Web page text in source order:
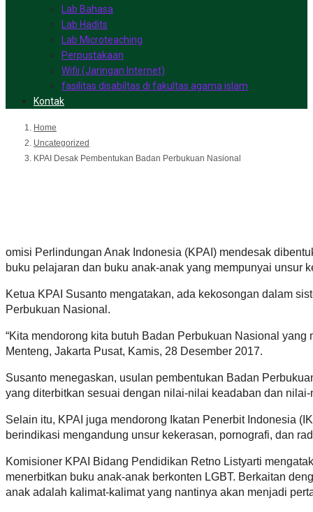
Lab Bahasa
Lab Hadits
Lab Microteaching
Perpustakaan
Wifii (Jaringan Internet)
fasilitas disabiltas di fakultas agama islam
Kontak
Home
Uncategorized
KPAI Desak Pembentukan Badan Perbukuan Nasional
omisi Perlindungan Anak Indonesia (KPAI) mendesak
buku pelajaran dan buku anak-anak yang mempunyai unsur
Ketua KPAI Susanto mengatakan, ada kekosongan dalam
Perbukuan Nasional.
“Kita mendorong kita butuh Badan Perbukuan Nasional
Menteng, Jakarta Pusat, Kamis, 28 Desember 2017.
Susanto menegaskan, usulan pembentukan Badan
yang diterbitkan sesuai dengan nilai-nilai keadaban dan
Selain itu, KPAI juga mendorong Ikatan Penerbit Indonesia
berindikasi mengandung unsur kekerasan, pornografi, dan
Komisioner KPAI Bidang Pendidikan Retno Listyarti
menerbitkan buku anak-anak berkonten LGBT. Berkaitan
anak adalah kalimat-kalimat yang nantinya akan menjadi